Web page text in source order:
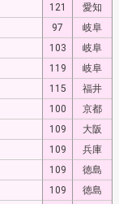
121
愛知
97
岐阜
103
岐阜
119 岐阜
115
福井
100
京都
109
大阪
109 兵庫
109
徳島
109 徳島